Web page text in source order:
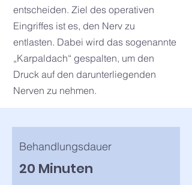
entscheiden. Ziel des operativen
Eingriffes ist es, den Nerv zu
entlasten. Dabei wird das sogenannte
„Karpaldach“ gespalten, um den
Druck auf den darunterliegenden
Nerven zu nehmen.
Behandlungsdauer
20 Minuten